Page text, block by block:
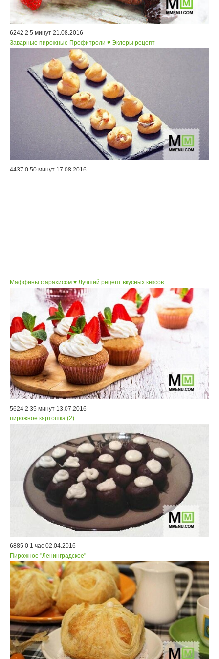
6242 2 5 минут 21.08.2016
Заварные пирожные Профитроли ♥ Эклеры рецепт
4437 0 50 минут 17.08.2016
Маффины с арахисом ♥ Лучший рецепт вкусных кексов
5624 2 35 минут 13.07.2016
пирожное картошка (2)
6885 0 1 час 02.04.2016
Пирожное "Ленинградское"